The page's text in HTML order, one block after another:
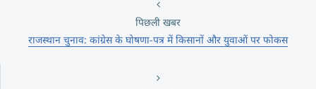
पिछली खबर
राजस्थान चुनाव: कांग्रेस के घोषणा-पत्र में किसानों और युवाओं पर फोकस